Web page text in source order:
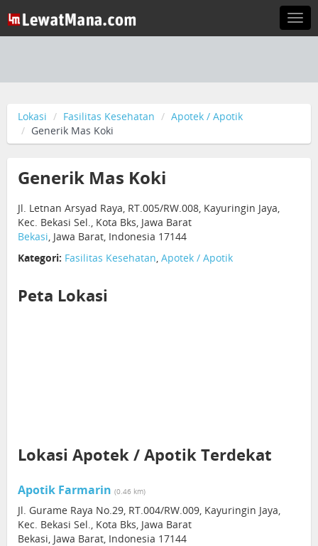
Lokasi Fasilitas Kesehatan
Apotek / Apotik
Generik Mas Koki
Generik Mas Koki
Jl. Letnan Arsyad Raya, RT.005/RW.008, Kayuringin Jaya,
Kec. Bekasi Sel., Kota Bks, Jawa Barat
Bekasi, Jawa Barat, Indonesia 17144
Kategori: Fasilitas Kesehatan, Apotek / Apotik
Peta Lokasi
Lokasi Apotek / Apotik Terdekat
Apotik Farmarin (0.46 km)
Jl. Gurame Raya No.29, RT.004/RW.009, Kayuringin Jaya,
Kec. Bekasi Sel., Kota Bks, Jawa Barat
Bekasi, Jawa Barat, Indonesia 17144